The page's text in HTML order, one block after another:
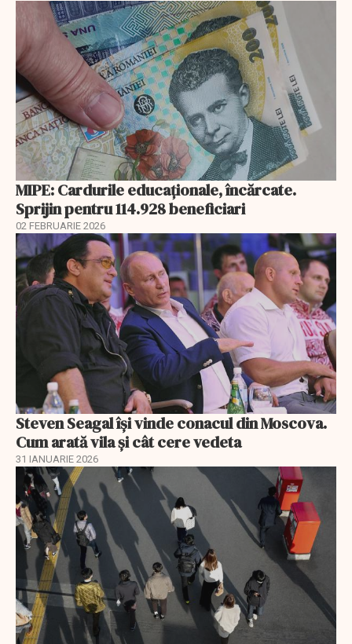
MIPE: Cardurile educaţionale, încărcate.
Sprijin pentru 114.928 beneficiari
02 FEBRUARIE 2026
Steven Seagal își vinde conacul din Moscova.
Cum arată vila și cât cere vedeta
31 IANUARIE 2026